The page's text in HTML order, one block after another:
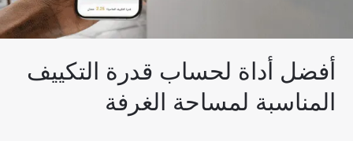
أفضل أداة لحساب قدرة التكييف
المناسبة لمساحة الغرفة